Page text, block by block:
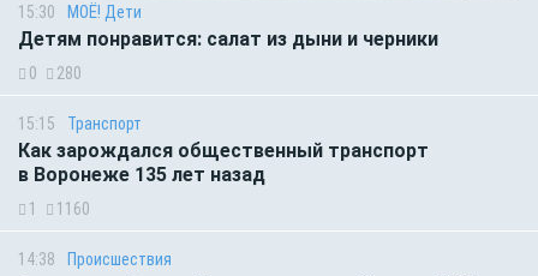
15:30 МОЁ! Дети
Детям понравится: салат из дыни и черники
0 280
15:15 Транспорт
Как зарождался общественный транспорт
в Воронеже 135 лет назад
1 1160
14:38 Происшествия